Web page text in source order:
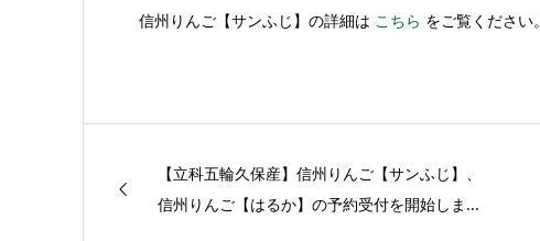
信州りんご【サンふじ】の詳細は こちら をご覧ください。
【立科五輪久保産】信州りんご【サンふじ】、
信州りんご【はるか】の予約受付を開始しま...